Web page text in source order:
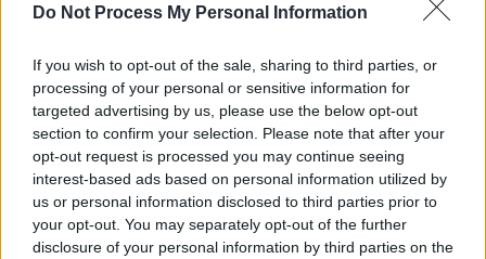
Do Not Process My Personal Information
If you wish to opt-out of the sale, sharing to third parties, or
processing of your personal or sensitive information for
targeted advertising by us, please use the below opt-out
section to confirm your selection. Please note that after your
opt-out request is processed you may continue seeing
interest-based ads based on personal information utilized by
us or personal information disclosed to third parties prior to
your opt-out. You may separately opt-out of the further
disclosure of your personal information by third parties on the
francezii, arbitrul polonez le-ar fi „furat” titlul
*Croația – pentu a treia oară pe podium la
Campionatul Mondial, în 24 de ani! Cum a
ajuns Mare Putere a fotbalului o țară de 3,9
milioane de locuitori